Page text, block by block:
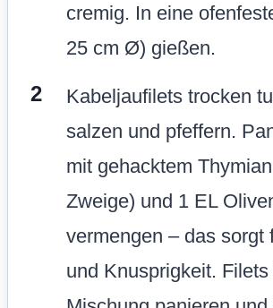
cremig. In eine
25 cm Ø) gießen.
Kabeljaufilets trocken
salzen und pfeffern.
mit gehacktem
Zweige) und 1 EL
vermengen – das sorgt
und Knusprigkeit.